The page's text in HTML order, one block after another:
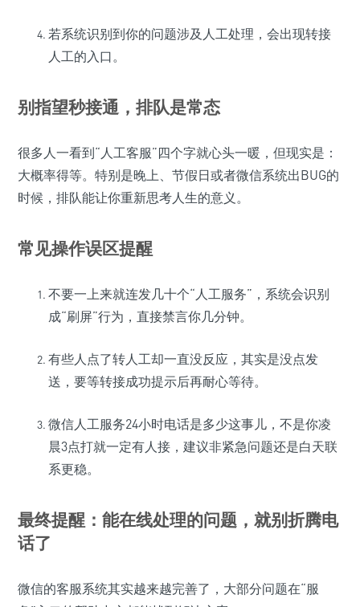
若系统识别到你的问题涉及人工处理，会出现转接
人工的入口。
别指望秒接通，排队是常态
很多人一看到“人工客服”四个字就心头一暖，但现实是：
大概率得等。特别是晚上、节假日或者微信系统出BUG的
时候，排队能让你重新思考人生的意义。
常见操作误区提醒
不要一上来就连发几十个“人工服务”，系统会识别
成“刷屏”行为，直接禁言你几分钟。
有些人点了转人工却一直没反应，其实是没点发
送，要等转接成功提示后再耐心等待。
微信人工服务24小时电话是多少这事儿，不是你凌
晨3点打就一定有人接，建议非紧急问题还是白天联
系更稳。
最终提醒：能在线处理的问题，就别折腾电
话了
微信的客服系统其实越来越完善了，大部分问题在“服